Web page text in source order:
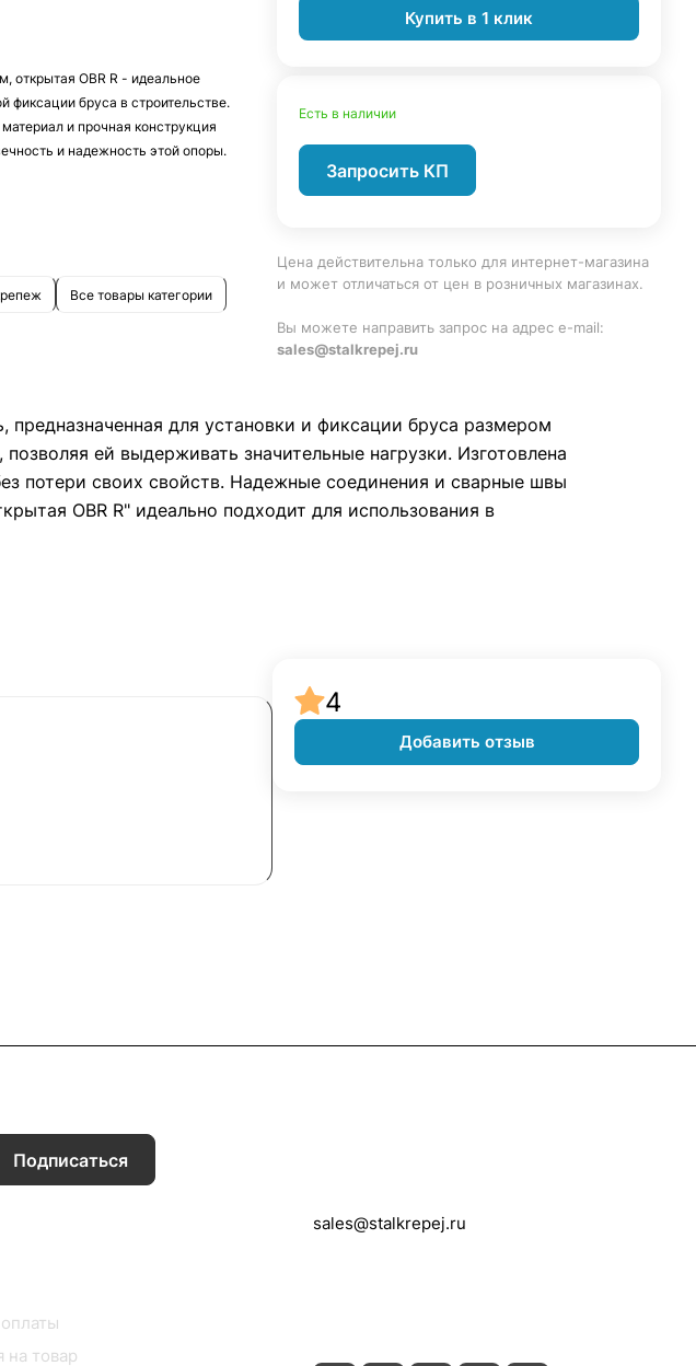
открытая OBR R - идеальное
фиксации бруса в строительстве.
и прочная конструкция
и надежность этой опоры.
Все товары категории
Купить в 1 клик
Есть в наличии
Запросить КП
Цена действительна только для интернет-магазина
и может отличаться от цен в розничных магазинах.
Вы можете направить запрос на адрес e-mail:
sales@stalkrepej.ru
для установки и фиксации бруса размером
ей выдерживать значительные нагрузки. Изготовлена
потери своих свойств. Надежные соединения и сварные швы
OBR R" идеально подходит для использования в
4
Добавить отзыв
Подписаться
на товар
sales@stalkrepej.ru